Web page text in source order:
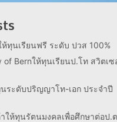
ห้ทุนเรียนฟรี ระดับ ปวส 100%
of Bernให้ทุนเรียนป.โท สวิตเซ
ระดับปริญญาโท-เอก ประจำปี
ให้ทุนรัตนมงคลเพื่อศึกษาต่อป.